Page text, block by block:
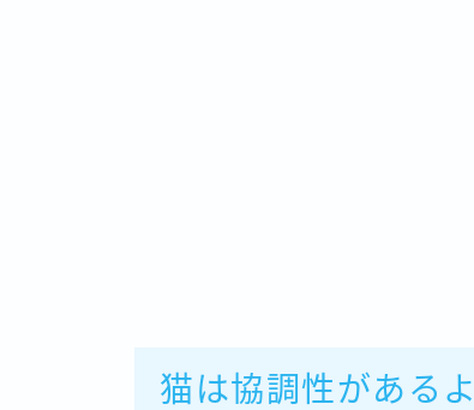
猫は協調性がある